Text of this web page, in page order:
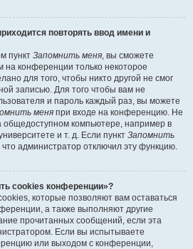
повторять ввод имени и
пункт Запомнить меня, вы сможете
на конференции только некоторое
для того, чтобы никто другой не смог
записью. Для того чтобы вам не
и пароль каждый раз, вы можете
меня при входе на конференцию. Не
общедоступном компьютере, например в
и т. д. Если пункт Запомнить
что администратор отключил эту функцию.
cookies конференции»?
которые позволяют вам оставаться
а также выполняют другие
прочитанных сообщений, если эта
Если вы испытываете
или выходом с конференции,